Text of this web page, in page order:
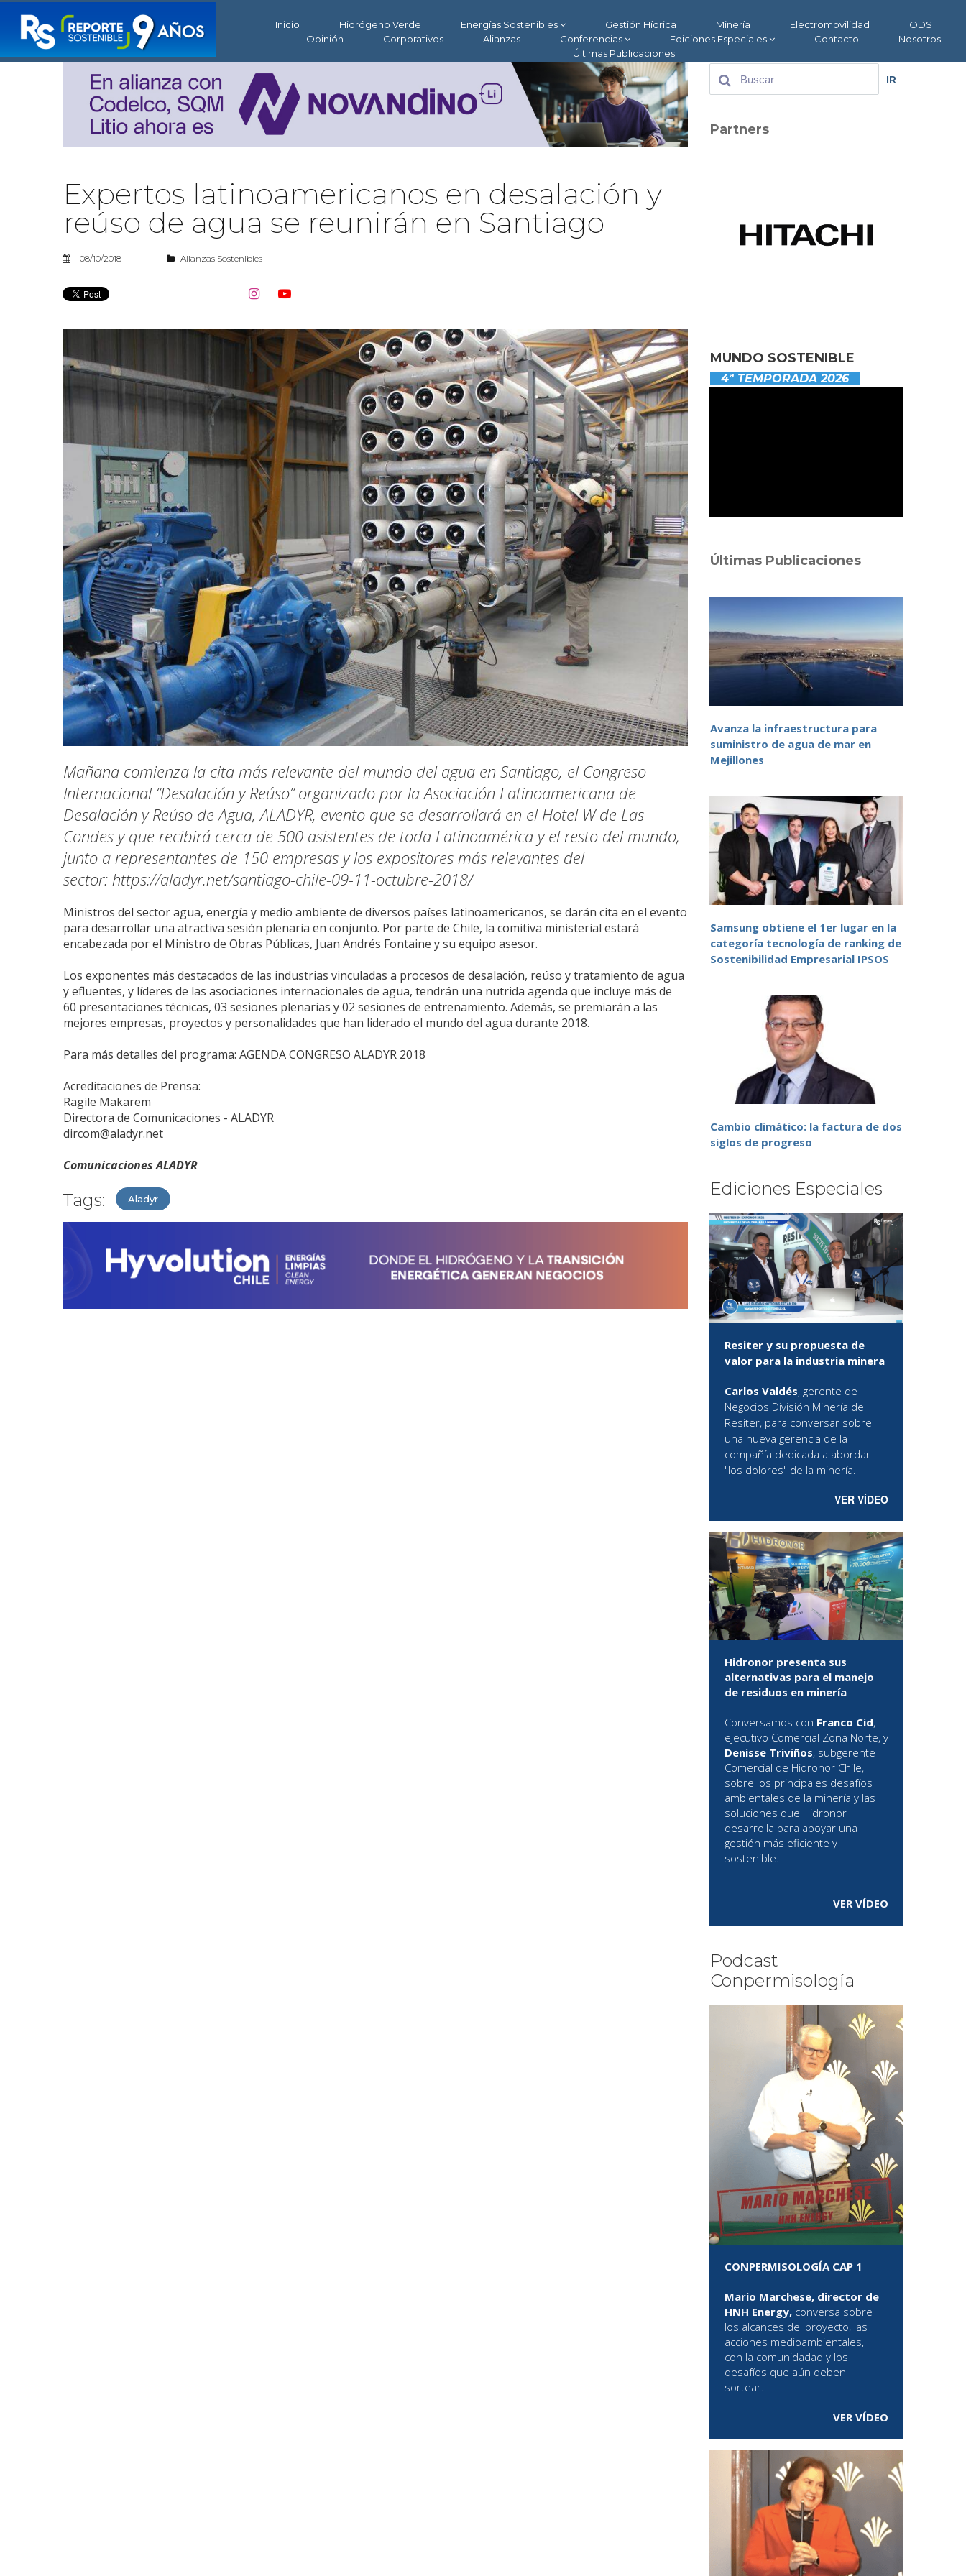
Inicio Hidrógeno Verde Energías Sostenibles Gestión Hídrica Minería Electromovilidad
ODS
Opinión
Corporativos Alianzas Conferencias Ediciones Especiales Contacto
Nosotros
Últimas Publicaciones
Expertos latinoamericanos en desalación y
reúso de agua se reunirán en Santiago
08/10/2018 Alianzas Sostenibles
 
Mañana comienza la cita más relevante del mundo del agua en Santiago, el Congreso
Internacional “Desalación y Reúso” organizado por la Asociación Latinoamericana de
Desalación y Reúso de Agua, ALADYR, evento que se desarrollará en el Hotel W de Las
Condes y que recibirá cerca de 500 asistentes de toda Latinoamérica y el resto del mundo,
junto a representantes de 150 empresas y los expositores más relevantes del
sector: https://aladyr.net/santiago-chile-09-11-octubre-2018/
Ministros del sector agua, energía y medio ambiente de diversos países latinoamericanos, se darán cita en el evento
para desarrollar una atractiva sesión plenaria en conjunto. Por parte de Chile, la comitiva ministerial estará
encabezada por el Ministro de Obras Públicas, Juan Andrés Fontaine y su equipo asesor.
Los exponentes más destacados de las industrias vinculadas a procesos de desalación, reúso y tratamiento de agua
y efluentes, y líderes de las asociaciones internacionales de agua, tendrán una nutrida agenda que incluye más de
60 presentaciones técnicas, 03 sesiones plenarias y 02 sesiones de entrenamiento. Además, se premiarán a las
mejores empresas, proyectos y personalidades que han liderado el mundo del agua durante 2018.
Para más detalles del programa: AGENDA CONGRESO ALADYR 2018
Acreditaciones de Prensa:
Ragile Makarem
Directora de Comunicaciones - ALADYR
dircom@aladyr.net
Comunicaciones ALADYR
Tags: Aladyr
IR
Partners
MUNDO SOSTENIBLE
4ª TEMPORADA 2026
Últimas Publicaciones
Avanza la infraestructura para
suministro de agua de mar en
Mejillones
Samsung obtiene el 1er lugar en la
categoría tecnología de ranking de
Sostenibilidad Empresarial IPSOS
Cambio climático: la factura de dos
siglos de progreso
Ediciones Especiales
Resiter y su propuesta de
valor para la industria minera
Carlos Valdés, gerente de
Negocios División Minería de
Resiter, para conversar sobre
una nueva gerencia de la
compañía dedicada a abordar
"los dolores" de la minería.
VER VÍDEO
Hidronor presenta sus
alternativas para el manejo
de residuos en minería
Conversamos con Franco Cid,
ejecutivo Comercial Zona Norte, y
Denisse Triviños, subgerente
Comercial de Hidronor Chile,
sobre los principales desafíos
ambientales de la minería y las
soluciones que Hidronor
desarrolla para apoyar una
gestión más eficiente y
sostenible.
VER VÍDEO
Podcast
Conpermisología
CONPERMISOLOGÍA CAP 1
Mario Marchese, director de
HNH Energy, conversa sobre
los alcances del proyecto, las
acciones medioambientales,
con la comunidadad y los
desafíos que aún deben
sortear.
VER VÍDEO